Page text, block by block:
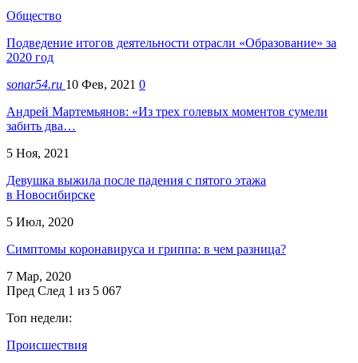
Общество
Подведение итогов деятельности отрасли «Образование» за
2020 год
sonar54.ru 10 Фев, 2021 0
Андрей Мартемьянов: «Из трех голевых моментов сумели
забить два…
5 Ноя, 2021
Девушка выжила после падения с пятого этажа
в Новосибирске
5 Июл, 2020
Симптомы коронавируса и гриппа: в чем разница?
7 Мар, 2020
Пред След 1 из 5 067
Топ недели:
Происшествия